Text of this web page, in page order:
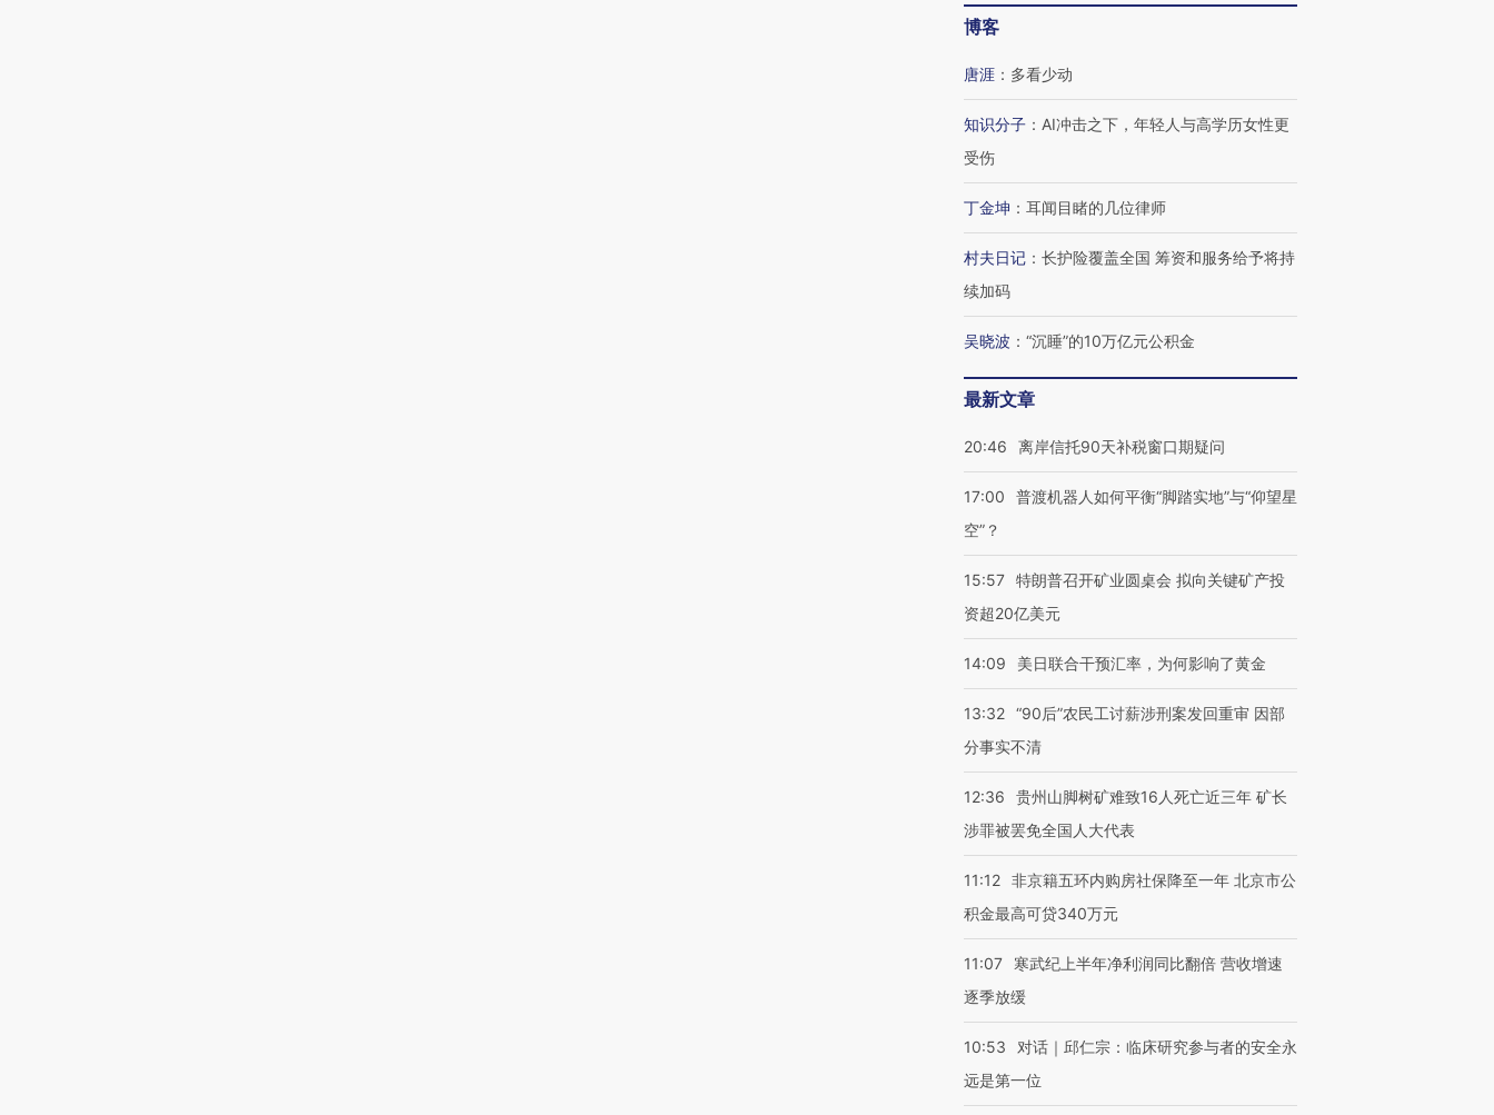
博客
唐涯 ： 多看少动
知识分子 ： AI冲击之下，年轻人与高学历女性更
受伤
丁金坤 ： 耳闻目睹的几位律师
村夫日记 ： 长护险覆盖全国 筹资和服务给予将持
续加码
吴晓波 ： “沉睡”的10万亿元公积金
最新文章
20:46 离岸信托90天补税窗口期疑问
17:00
普渡机器人如何平衡“脚踏实地”与“仰望星
空”？
15:57 特朗普召开矿业圆桌会 拟向关键矿产投
资超20亿美元
14:09 美日联合干预汇率，为何影响了黄金
13:32 “90后”农民工讨薪涉刑案发回重审 因部
分事实不清
12:36
贵州山脚树矿难致16人死亡近三年 矿长
涉罪被罢免全国人大代表
11:12 非京籍五环内购房社保降至一年 北京市公
积金最高可贷340万元
11:07
寒武纪上半年净利润同比翻倍 营收增速
逐季放缓
10:53
对话｜邱仁宗：临床研究参与者的安全永
远是第一位